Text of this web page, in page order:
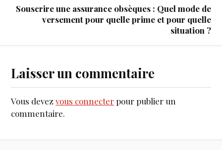
Souscrire une assurance obsèques : Quel mode de
versement pour quelle prime et pour quelle
situation ?
Laisser un commentaire
Vous devezvous connecterpour publier un
commentaire.